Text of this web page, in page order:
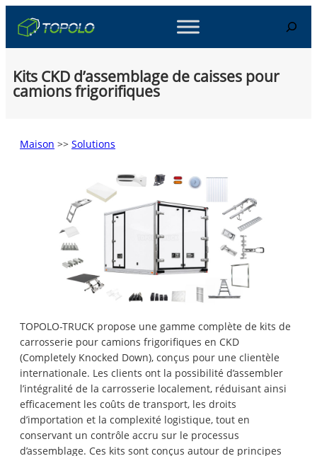
Search
Kits CKD d’assemblage de caisses pour
camions frigorifiques
Maison >> Solutions
TOPOLO-TRUCK propose une gamme complète de kits de
carrosserie pour camions frigorifiques en CKD
(Completely Knocked Down), conçus pour une clientèle
internationale. Les clients ont la possibilité d’assembler
l’intégralité de la carrosserie localement, réduisant ainsi
efficacement les coûts de transport, les droits
d’importation et la complexité logistique, tout en
conservant un contrôle accru sur le processus
d’assemblage. Ces kits sont conçus autour de principes